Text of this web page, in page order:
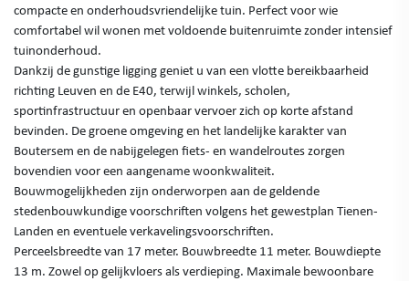
compacte en onderhoudsvriendelijke tuin. Perfect voor wie
comfortabel wil wonen met voldoende buitenruimte zonder intensief
tuinonderhoud.
Dankzij de gunstige ligging geniet u van een vlotte bereikbaarheid
richting Leuven en de E40, terwijl winkels, scholen,
sportinfrastructuur en openbaar vervoer zich op korte afstand
bevinden. De groene omgeving en het landelijke karakter van
Boutersem en de nabijgelegen fiets- en wandelroutes zorgen
bovendien voor een aangename woonkwaliteit.
Bouwmogelijkheden zijn onderworpen aan de geldende
stedenbouwkundige voorschriften volgens het gewestplan Tienen-
Landen en eventuele verkavelingsvoorschriften.
Perceelsbreedte van 17 meter. Bouwbreedte 11 meter. Bouwdiepte
13 m. Zowel op gelijkvloers als verdieping. Maximale bewoonbare